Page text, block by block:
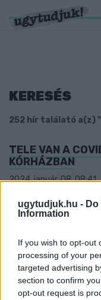
ugytudjuk.hu -
Information
If you wish to opt-out
processing of your
targeted advertising
section to confirm
opt-out request is
KERESÉS
252 hír találató a(z)
TELE VAN A
KÓRHÁZBAN
2024. január. 08. 08:41
FELESÉGE
EGY GYŐR-
2024. január. 03. 08:10
Akár
SZIGORODTAK
GYŐRI